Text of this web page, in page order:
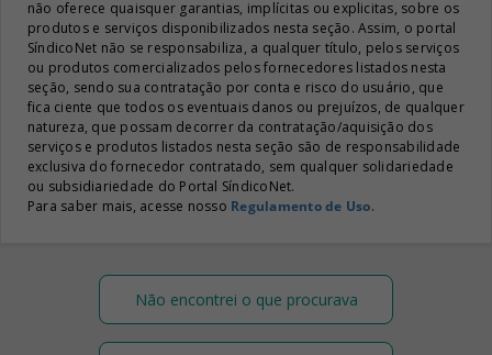
não oferece quaisquer garantias, implícitas ou explicitas, sobre os
produtos e serviços disponibilizados nesta seção. Assim, o portal
SíndicoNet não se responsabiliza, a qualquer título, pelos serviços
ou produtos comercializados pelos fornecedores listados nesta
seção, sendo sua contratação por conta e risco do usuário, que
fica ciente que todos os eventuais danos ou prejuízos, de qualquer
natureza, que possam decorrer da contratação/aquisição dos
serviços e produtos listados nesta seção são de responsabilidade
exclusiva do fornecedor contratado, sem qualquer solidariedade
ou subsidiariedade do Portal SíndicoNet.
Para saber mais, acesse nosso Regulamento de Uso.
Não encontrei o que procurava